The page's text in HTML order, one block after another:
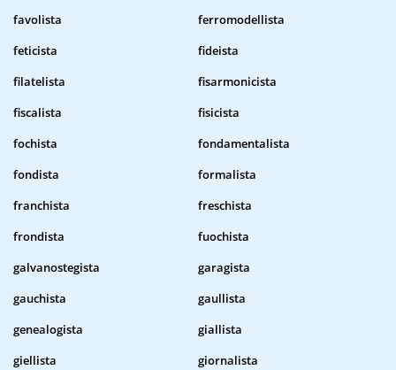
favolista
ferromodellista
feticista
fideista
filatelista
fisarmonicista
fiscalista
fisicista
fochista
fondamentalista
fondista
formalista
franchista
freschista
frondista
fuochista
galvanostegista
garagista
gauchista
gaullista
genealogista
giallista
giellista
giornalista